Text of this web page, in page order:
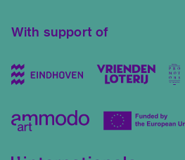
With support of